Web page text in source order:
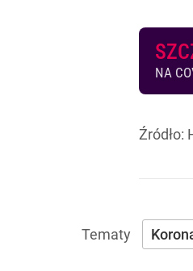
NA
Źródło: